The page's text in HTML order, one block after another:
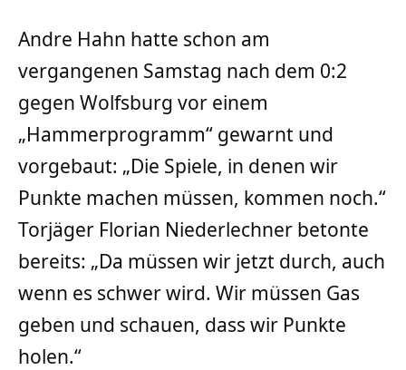
Andre Hahn hatte schon am
vergangenen Samstag nach dem 0:2
gegen Wolfsburg vor einem
„Hammerprogramm“ gewarnt und
vorgebaut: „Die Spiele, in denen wir
Punkte machen müssen, kommen noch.“
Torjäger Florian Niederlechner betonte
bereits: „Da müssen wir jetzt durch, auch
wenn es schwer wird. Wir müssen Gas
geben und schauen, dass wir Punkte
holen.“